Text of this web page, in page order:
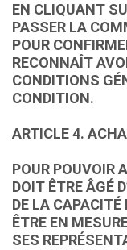
EN CLIQUANT
PASSER LA
POUR
RECONNAÎT
CONDITIONS
CONDITION.
ARTICLE 4.
POUR POUVOIR
DOIT ÊTRE ÂGÉ
DE LA CAPACITÉ
ÊTRE EN
SES